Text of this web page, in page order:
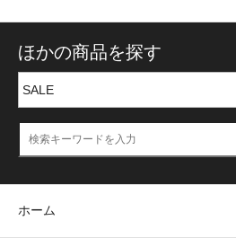
ほかの商品を探す
ホーム